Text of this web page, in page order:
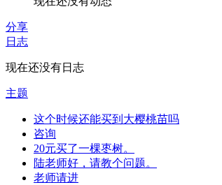
分享
日志
现在还没有日志
主题
这个时候还能买到大樱桃苗吗
咨询
20元买了一棵枣树。
陆老师好，请教个问题。
老师请进